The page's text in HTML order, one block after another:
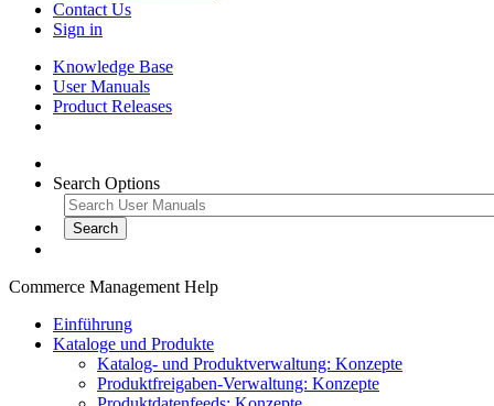
Contact Us
Sign in
Knowledge Base
User Manuals
Product Releases
Search Options
Commerce Management Help
Einführung
Kataloge und Produkte
Katalog- und Produktverwaltung: Konzepte
Produktfreigaben-Verwaltung: Konzepte